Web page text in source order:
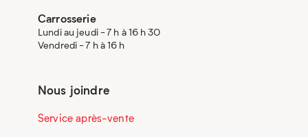
Carrosserie
Lundi au jeudi - 7 h à 16 h 30
Vendredi - 7 h à 16 h
Nous joindre
Service après-vente